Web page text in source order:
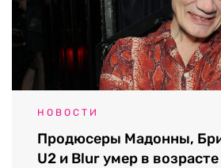
НОВОСТИ
Продюсеры Мадонны,
U2 и Blur умер в